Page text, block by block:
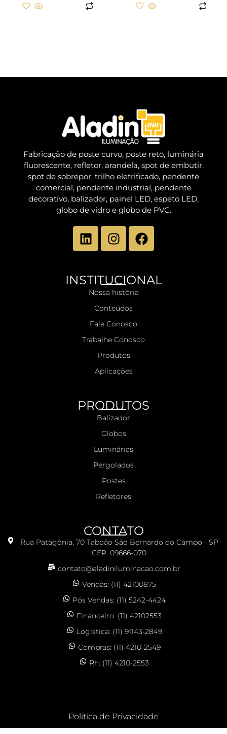
Fabricação de poste curvo, poste reto, luminária
fluorescente, refletor, arandela, spot de embutir,
spot de sobrepor, trilho eletrificado, pendente
comercial, pendente industrial, pendente
decorativo, balizador, painel LED, espeto LED,
globo de vidro e globo de PVC.
INSTITUCIONAL
Nossa história
Conteúdos
Fale Conosco
Trabalhe Conosco
Produtos
Aplicações
PRODUTOS
Balizador
Globos
Luminárias
Pergolados
Postes
Refletores
CONTATO
Rua Patagônia, 70 Taboão São Bernardo do Campo - SP
CEP: 09666-070
contato@aladiniluminacao.com.br
Vendas: (11) 42100875
Pós Vendas: (11) 5242-4424
Financeiro: (11) 42102553
Logística: (11) 91143-2849
Compras: (11) 4210-2549
Rh: (11) 4210-2553
Política de Privacidade